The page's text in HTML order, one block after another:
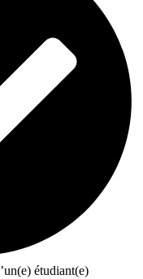
étudiant(e)